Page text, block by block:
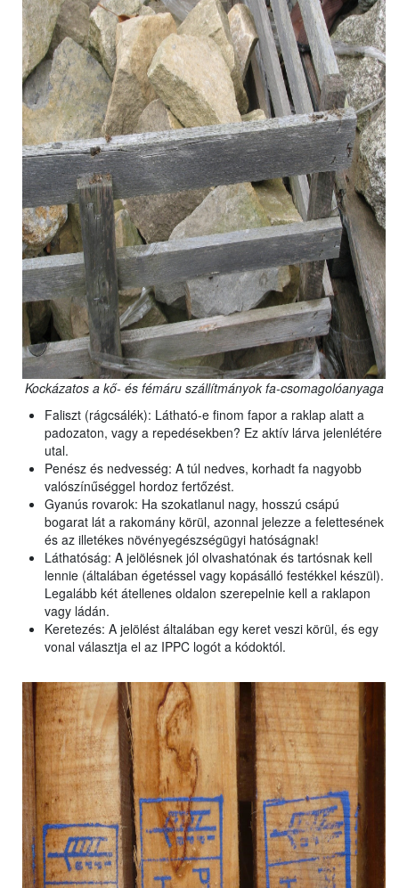
Kockázatos a kő- és fémáru szállítmányok fa-csomagolóanyaga
Faliszt (rágcsálék): Látható-e finom fapor a raklap alatt a
padozaton, vagy a repedésekben? Ez aktív lárva jelenlétére
utal.
Penész és nedvesség: A túl nedves, korhadt fa nagyobb
valószínűséggel hordoz fertőzést.
Gyanús rovarok: Ha szokatlanul nagy, hosszú csápú
bogarat lát a rakomány körül, azonnal jelezze a felettesének
és az illetékes növényegészségügyi hatóságnak!
Láthatóság: A jelölésnek jól olvashatónak és tartósnak kell
lennie (általában égetéssel vagy kopásálló festékkel készül).
Legalább két átellenes oldalon szerepelnie kell a raklapon
vagy ládán.
Keretezés: A jelölést általában egy keret veszi körül, és egy
vonal választja el az IPPC logót a kódoktól.